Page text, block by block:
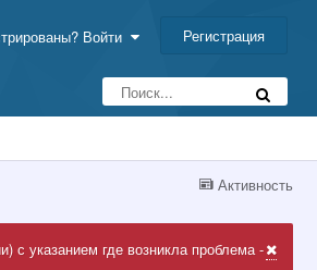
Войти Регистрация
Активность
с указанием где возникла проблема -